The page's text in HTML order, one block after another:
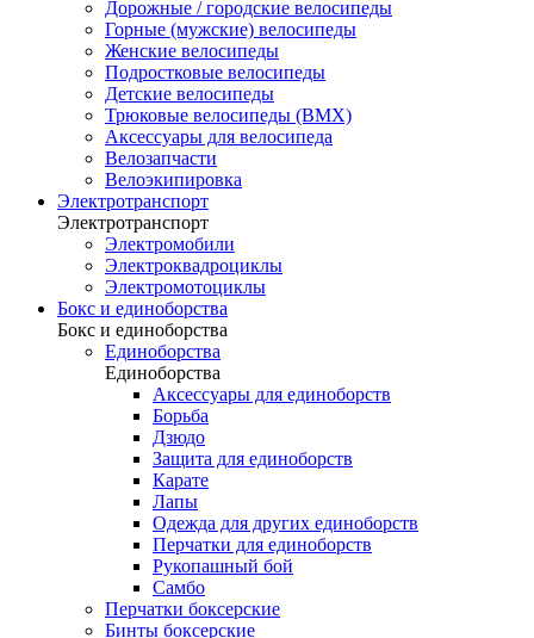
Дорожные / городские велосипеды
Горные (мужские) велосипеды
Женские велосипеды
Подростковые велосипеды
Детские велосипеды
Трюковые велосипеды (BMX)
Аксессуары для велосипеда
Велозапчасти
Велоэкипировка
Электротранспорт
Электротранспорт
Электромобили
Электроквадроциклы
Электромотоциклы
Бокс и единоборства
Бокс и единоборства
Единоборства
Единоборства
Аксессуары для единоборств
Борьба
Дзюдо
Защита для единоборств
Карате
Лапы
Одежда для других единоборств
Перчатки для единоборств
Рукопашный бой
Самбо
Перчатки боксерские
Бинты боксерские